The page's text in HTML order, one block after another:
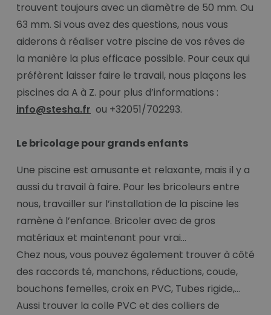
trouvent toujours avec un diamètre de 50 mm. Ou
63 mm. Si vous avez des questions, nous vous
aiderons à réaliser votre piscine de vos rêves de
la manière la plus efficace possible. Pour ceux qui
préfèrent laisser faire le travail, nous plaçons les
piscines da A à Z. pour plus d’informations :
info@stesha.fr ou +32051/702293.
Le bricolage pour grands enfants
Une piscine est amusante et relaxante, mais il y a
aussi du travail à faire. Pour les bricoleurs entre
nous, travailler sur l’installation de la piscine les
ramène à l’enfance. Bricoler avec de gros
matériaux et maintenant pour vrai…
Chez nous, vous pouvez également trouver à côté
des raccords té, manchons, réductions, coude,
bouchons femelles, croix en PVC, Tubes rigide,...
Aussi trouver la colle PVC et des colliers de